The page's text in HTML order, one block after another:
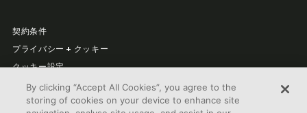
契約条件
プライバシー + クッキー
クッキー設定
法的情報
By clicking “Accept All Cookies”, you agree to the
storing of cookies on your device to enhance site